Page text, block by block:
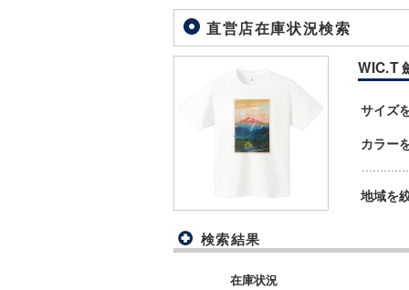
直営店在庫状況検索
WIC.T
サイズ
カラー
地域を
検索結果
在庫状況